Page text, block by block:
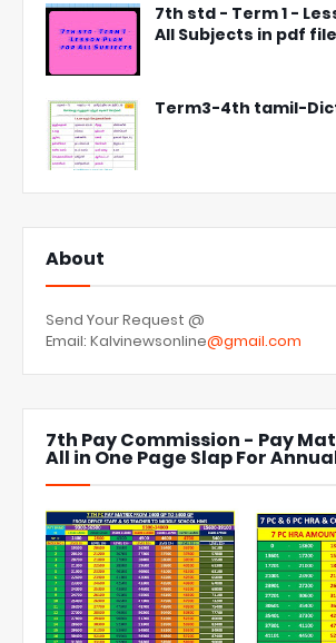
7th std - Term 1 -
All Subjects in pdf file
Term3-4th tamil-
About
Send Your Request @
Email: Kalvinewsonline@gmail.com
7th Pay Commission - Pay
All in One Page Slap For